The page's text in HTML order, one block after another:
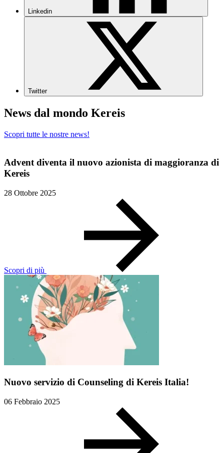
Linkedin
Twitter
News dal mondo Kereis
Scopri tutte le nostre news!
Advent diventa il nuovo azionista di maggioranza di
Kereis
28 Ottobre 2025
Scopri di più
Nuovo servizio di Counseling di Kereis Italia!
06 Febbraio 2025